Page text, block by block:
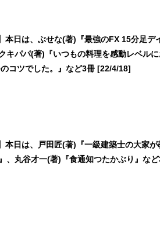
本日は、ぶせな(著)『最強のFX 15分足デ
キパパ(著)『いつもの料理を感動レベル
コツでした。』など3冊 [22/4/18]
本日は、戸田匠(著)『一級建築士の大家が
、丸谷才一(著)『食通知つたかぶり』な